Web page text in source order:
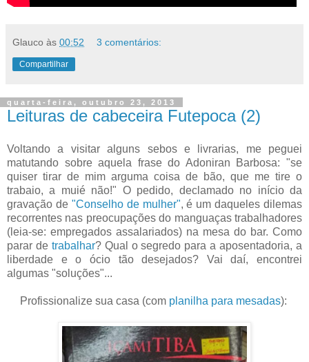
Glauco às 00:52 3 comentários:
Compartilhar
quarta-feira, outubro 23, 2013
Leituras de cabeceira Futepoca (2)
Voltando a visitar alguns sebos e livrarias, me peguei
matutando sobre aquela frase do Adoniran Barbosa: "se
quiser tirar de mim arguma coisa de bão, que me tire o
trabaio, a muié não!" O pedido, declamado no início da
gravação de "Conselho de mulher", é um daqueles dilemas
recorrentes nas preocupações do manguaças trabalhadores
(leia-se: empregados assalariados) na mesa do bar. Como
parar de trabalhar? Qual o segredo para a aposentadoria, a
liberdade e o ócio tão desejados? Vai daí, encontrei
algumas "soluções"...
Profissionalize sua casa (com planilha para mesadas):